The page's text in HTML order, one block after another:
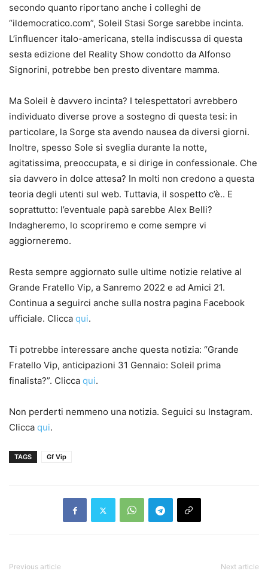
secondo quanto riportano anche i colleghi de
“ildemocratico.com”, Soleil Stasi Sorge sarebbe incinta.
L’influencer italo-americana, stella indiscussa di questa
sesta edizione del Reality Show condotto da Alfonso
Signorini, potrebbe ben presto diventare mamma.
Ma Soleil è davvero incinta? I telespettatori avrebbero
individuato diverse prove a sostegno di questa tesi: in
particolare, la Sorge sta avendo nausea da diversi giorni.
Inoltre, spesso Sole si sveglia durante la notte,
agitatissima, preoccupata, e si dirige in confessionale. Che
sia davvero in dolce attesa? In molti non credono a questa
teoria degli utenti sul web. Tuttavia, il sospetto c’è.. E
soprattutto: l’eventuale papà sarebbe Alex Belli?
Indagheremo, lo scopriremo e come sempre vi
aggiorneremo.
Resta sempre aggiornato sulle ultime notizie relative al
Grande Fratello Vip, a Sanremo 2022 e ad Amici 21.
Continua a seguirci anche sulla nostra pagina Facebook
ufficiale. Clicca qui.
Ti potrebbe interessare anche questa notizia: “Grande
Fratello Vip, anticipazioni 31 Gennaio: Soleil prima
finalista?”. Clicca qui.
Non perderti nemmeno una notizia. Seguici su Instagram.
Clicca qui.
TAGS Gf Vip
Previous article Next article